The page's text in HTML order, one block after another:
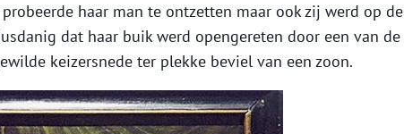
haar man te ontzetten maar ook zij werd op de
dat haar buik werd opengereten door een van de
keizersnede ter plekke beviel van een zoon.